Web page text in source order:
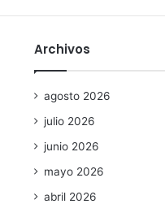
Archivos
agosto 2026
julio 2026
junio 2026
mayo 2026
abril 2026